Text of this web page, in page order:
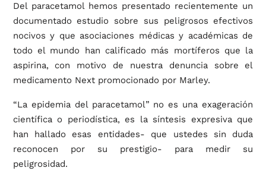
Del paracetamol hemos presentado recientemente un
documentado estudio sobre sus peligrosos efectivos
nocivos y que asociaciones médicas y académicas de
todo el mundo han calificado más mortíferos que la
aspirina, con motivo de nuestra denuncia sobre el
medicamento Next promocionado por Marley.
“La epidemia del paracetamol” no es una exageración
científica o periodística, es la síntesis expresiva que
han hallado esas entidades- que ustedes sin duda
reconocen por su prestigio- para medir su
peligrosidad.